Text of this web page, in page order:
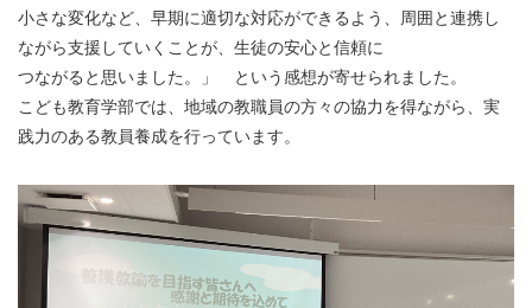
小さな変化など、早期に適切な対応ができるよう、周囲と連携し
ながら支援していくことが、生徒の安心と信頼に
つながると思いました。」 という感想が寄せられました。
こども教育学部では、地域の教職員の方々の協力を得ながら、実
践力のある教員養成を行っています。